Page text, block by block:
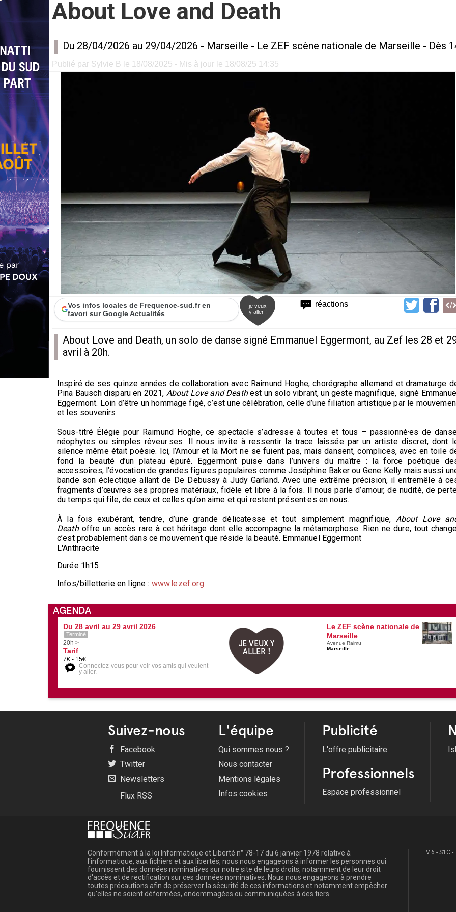
About Love and Death
Du 28/04/2026 au 29/04/2026 - Marseille - Le ZEF scène nationale de Marseille - Dès
Publié par Sylvie B le 18/08/2025 - Mis à jour le 18/08/25 14:35
réactions
Vos infos locales de Frequence-sud.fr en
favori sur Google Actualités
je veux
y aller !
About Love and Death, un solo de danse signé Emmanuel Eggermont, au Zef les 28 et
avril à 20h.
Inspiré de ses quinze années de collaboration avec Raimund Hoghe, chorégraphe allemand et dramaturge
Pina Bausch disparu en 2021, About Love and Deathest un solo vibrant, un geste magnifique, signé
Eggermont. Loin d’être un hommage figé, c’est une célébration, celle d’une filiation artistique par le
et les souvenirs.
Sous-titré Élégie pour Raimund Hoghe, ce spectacle s’adresse à toutes et tous – passionné·es de
néophytes ou simples rêveur·ses. Il nous invite à ressentir la trace laissée par un artiste discret, dont
silence même était poésie. Ici, l’Amour et la Mort ne se fuient pas, mais dansent, complices, avec en toile
fond la beauté d’un plateau épuré. Eggermont puise dans l’univers du maître : la force poétique
accessoires, l’évocation de grandes figures populaires comme Joséphine Baker ou Gene Kelly mais aussi
bande son éclectique allant de De Debussy à Judy Garland. Avec une extrême précision, il entremêle à
fragments d’œuvres ses propres matériaux, fidèle et libre à la fois. Il nous parle d’amour, de nudité, de
du temps qui file, de ceux et celles qu’on aime et qui restent présent·es en nous.
À la fois exubérant, tendre, d’une grande délicatesse et tout simplement magnifique, About Love
Deathoffre un accès rare à cet héritage dont elle accompagne la métamorphose. Rien ne dure, tout
c’est probablement dans ce mouvement que réside la beauté. Emmanuel Eggermont
L'Anthracite
Durée 1h15
Infos/billetterie en ligne : www.lezef.org
AGENDA
Du 28 avril au 29 avril 2026
Terminé
20h >
Tarif
7€ - 15€
Connectez-vous pour voir vos amis qui veulent
y aller.
JE VEUX Y
ALLER !
Le ZEF scène nationale de
Marseille
Avenue Raimu
Marseille
Suivez-nous
Facebook
Twitter
Newsletters
Flux RSS
L'équipe
Qui sommes nous ?
Nous contacter
Mentions légales
Infos cookies
Publicité
L'offre publicitaire
Professionnels
Espace professionnel
Conformément à la loi Informatique et Liberté n° 78-17 du 6 janvier 1978 relative à
l'informatique, aux fichiers et aux libertés, nous nous engageons à informer les personnes qui
fournissent des données nominatives sur notre site de leurs droits, notamment de leur droit
d'accès et de rectification sur ces données nominatives. Nous nous engageons à prendre
toutes précautions afin de préserver la sécurité de ces informations et notamment empêcher
qu'elles ne soient déformées, endommagées ou communiquées à des tiers.
V.6 - S1C